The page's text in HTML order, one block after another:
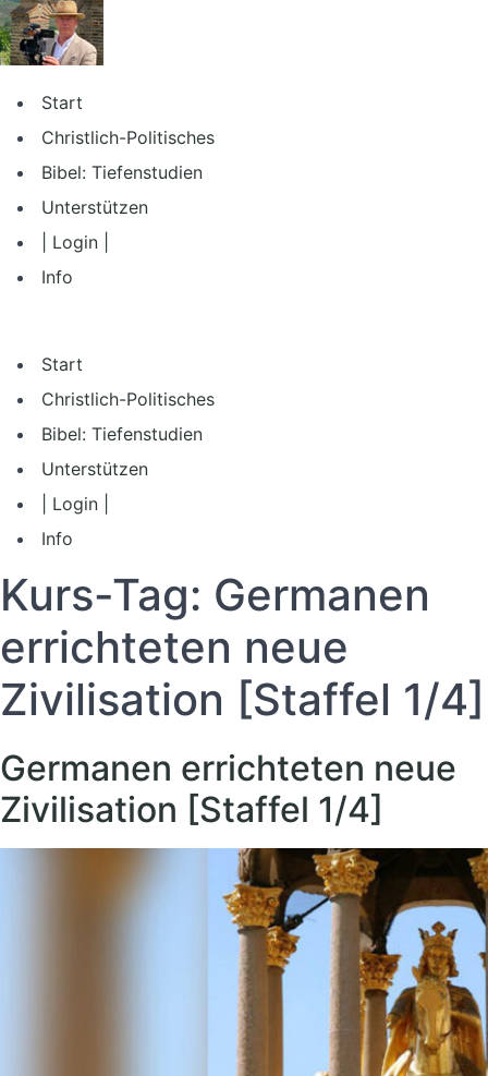
Zum
Inhalt
springen
Start
Christlich-Politisches
Bibel: Tiefenstudien
Unterstützen
| Login |
Info
Start
Christlich-Politisches
Bibel: Tiefenstudien
Unterstützen
| Login |
Info
Kurs-Tag: Germanen
errichteten neue
Zivilisation [Staffel 1/4]
Germanen errichteten neue
Zivilisation [Staffel 1/4]